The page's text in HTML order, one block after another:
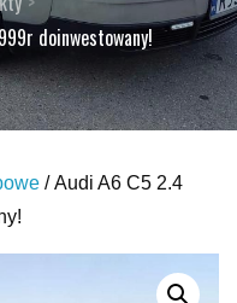
doinwestowany!
/ Audi A6 C5 2.4